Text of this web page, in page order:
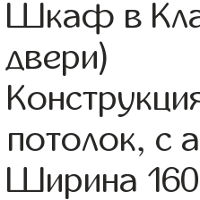
Шкаф в
двери)
потолок, с
Ширина